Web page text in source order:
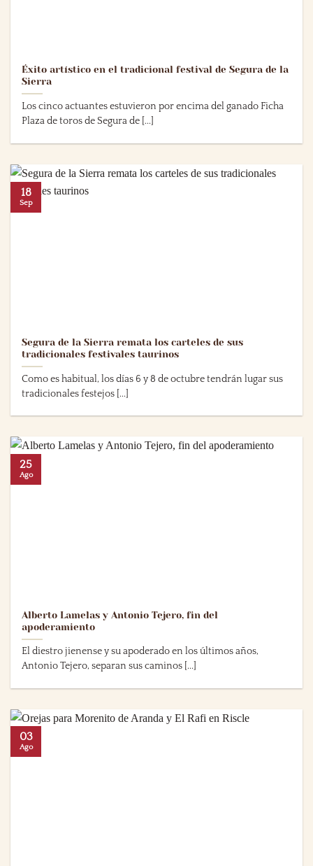
Éxito artístico en el tradicional festival de Segura de la
Sierra
Los cinco actuantes estuvieron por encima del ganado Ficha
Plaza de toros de Segura de [...]
Segura de la Sierra remata los carteles de sus
tradicionales festivales taurinos
Como es habitual, los días 6 y 8 de octubre tendrán lugar sus
tradicionales festejos [...]
18
Sep
Alberto Lamelas y Antonio Tejero, fin del
apoderamiento
El diestro jienense y su apoderado en los últimos años,
Antonio Tejero, separan sus caminos [...]
25
Ago
03
Ago